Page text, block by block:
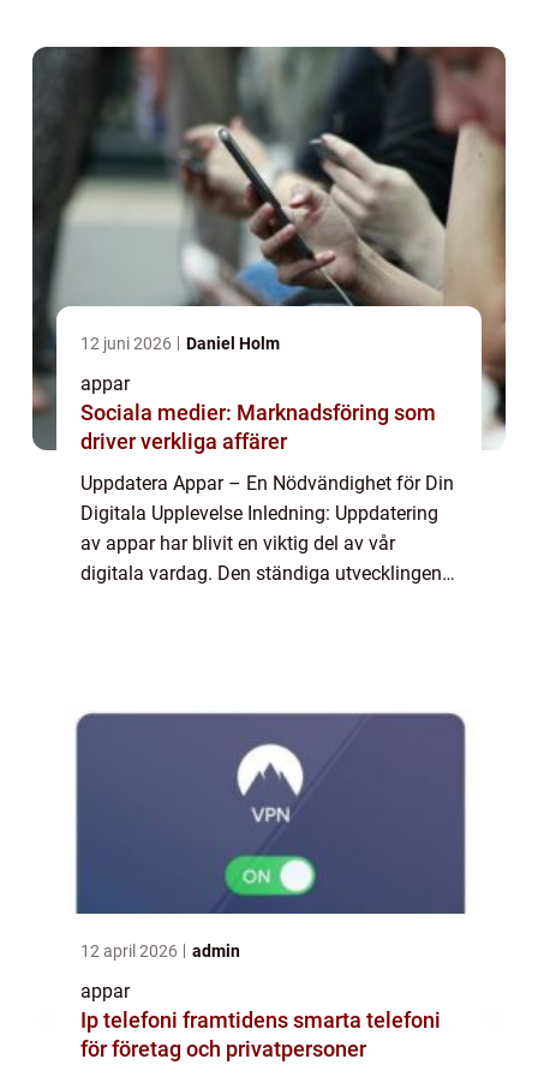
12 juni 2026 Daniel Holm
appar
Sociala medier: Marknadsföring som
driver verkliga affärer
Uppdatera Appar – En Nödvändighet för Din
Digitala Upplevelse Inledning: Uppdatering
av appar har blivit en viktig del av vår
digitala vardag. Den ständiga utvecklingen
12 april 2026 admin
appar
Ip telefoni framtidens smarta telefoni
för företag och privatpersoner